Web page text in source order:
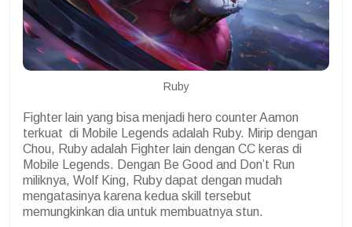
Ruby
Fighter lain yang bisa menjadi hero counter Aamon
terkuat di Mobile Legends adalah Ruby. Mirip dengan
Chou, Ruby adalah Fighter lain dengan CC keras di
Mobile Legends. Dengan Be Good and Don’t Run
miliknya, Wolf King, Ruby dapat dengan mudah
mengatasinya karena kedua skill tersebut
memungkinkan dia untuk membuatnya stun.